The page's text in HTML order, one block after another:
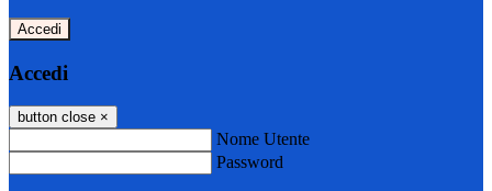
Accedi
Accedi
button close ×
Nome Utente
Password